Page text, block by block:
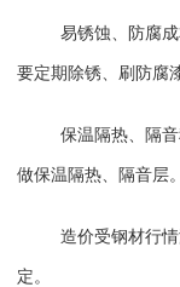
易锈蚀、防腐
要定期除锈、刷防腐
保温隔热、隔
做保温隔热、隔音层。
造价受钢材行
定。